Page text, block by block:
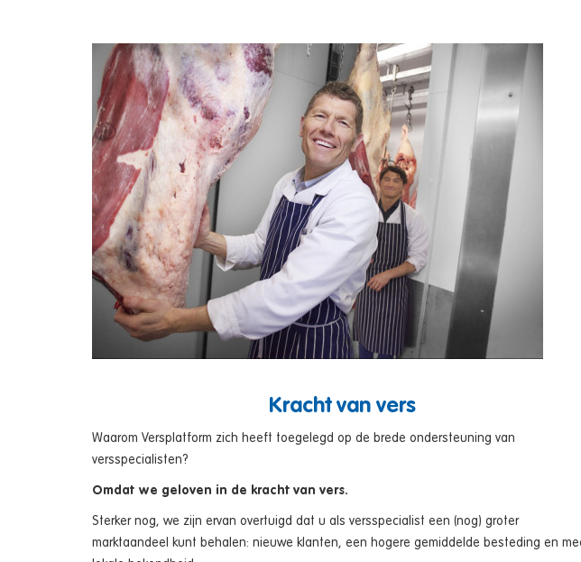
Kracht van vers
Waarom Versplatform zich heeft toegelegd op de brede ondersteuning van
versspecialisten?
Omdat we geloven in de kracht van vers.
Sterker nog, we zijn ervan overtuigd dat u als versspecialist een (nog) groter
marktaandeel kunt behalen: nieuwe klanten, een hogere gemiddelde besteding en